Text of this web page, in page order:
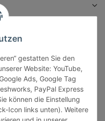
gestatten Sie den
Website: YouTube,
Ads, Google Tag
PayPal Express
können die Einstellung
Icon links unten). Weitere